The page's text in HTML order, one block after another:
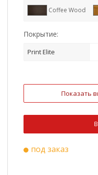
Coffee Wood
Покрытие:
Print Elite
Показать
под заказ